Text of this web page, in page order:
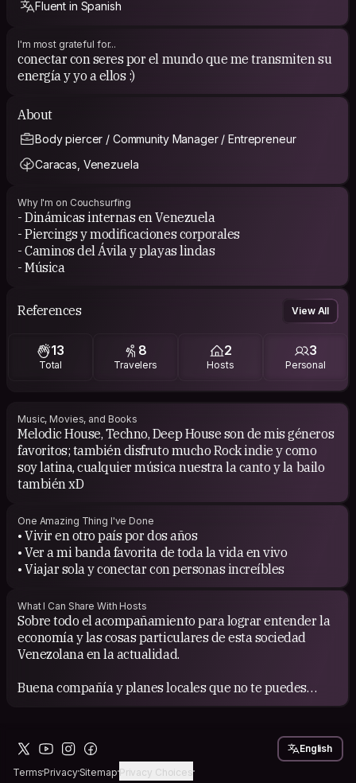
Fluent in Spanish
I'm most grateful for...
conectar con seres por el mundo que me transmiten su
energía y yo a ellos :)
About
Body piercer / Community Manager / Entrepreneur
Caracas, Venezuela
Why I'm on Couchsurfing
- Dinámicas internas en Venezuela
- Piercings y modificaciones corporales
- Caminos del Ávila y playas lindas
- Música
References View All
13
Total
8
Travelers
2
Hosts
3
Personal
Music, Movies, and Books
Melodic House, Techno, Deep House son de mis géneros
favoritos; también disfruto mucho Rock indie y como
soy latina, cualquier música nuestra la canto y la bailo
también xD
One Amazing Thing I've Done
• Vivir en otro país por dos años
• Ver a mi banda favorita de toda la vida en vivo
• Viajar sola y conectar con personas increíbles
What I Can Share With Hosts
Sobre todo el acompañamiento para lograr entender la
economía y las cosas particulares de esta sociedad
Venezolana en la actualidad.
Buena compañía y planes locales que no te puedes
TermsPrivacySitemapPrivacy Choices
English